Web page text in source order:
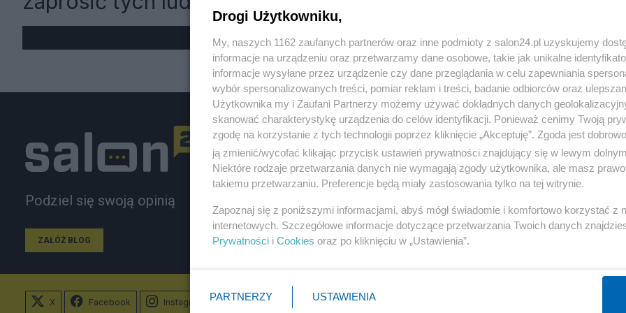
« WRÓĆ DO NOTKI
Podziel się swoją opinią
ZAŁÓŻ BLOG
Polityka
Rosja
PiS
Prezydent
NATO
Gospodarka
Biznes
Pieniądze
Inwestycje
Podatki
X Facebook Instagram
Drogi Użytkowniku,
My, naszych 1162 zaufanych partnerów oraz inne podmioty z salon24.pl uzyskujemy
informacje na urządzeniu oraz przetwarzamy dane osobowe, takie jak unikalne
informacje wysyłane przez urządzenie czy dane przeglądania w celu zapewniania
wybór spersonalizowanych treści, pomiar reklam i treści, badanie odbiorców oraz
Użytkownika my i Zaufani Partnerzy możemy używać dokładnych danych
skanować charakterystykę urządzenia do celów identyfikacji. Ponieważ cenimy Twoją
zgodę na korzystanie z tych technologii poprzez kliknięcie „Akceptuję”. Zgoda jest
ją zmienić/wycofać klikając przycisk ustawień prywatności znajdujący się w lewym
Niektóre rodzaje przetwarzania danych nie wymagają zgody użytkownika, ale masz
takiemu przetwarzaniu. Preferencje będą miały zastosowania tylko na tej witrynie.
Zapoznaj się z poniższymi informacjami, abyś mógł świadomie i komfortowo korzystać z
internetowych. Szczegółowe informacje dotyczące przetwarzania Twoich danych
Prywatności i Cookies oraz po kliknięciu w „Ustawienia”.
PARTNERZY USTAWIENIA